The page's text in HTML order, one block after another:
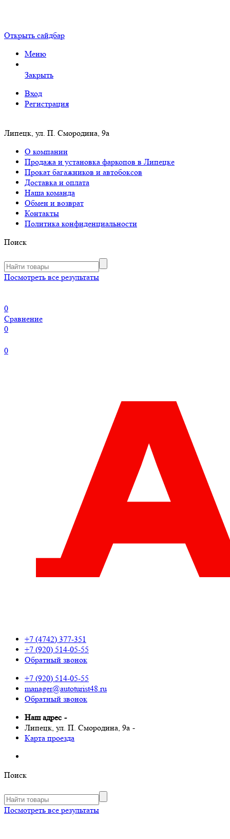
Открыть сайдбар
Меню
Закрыть
Вход
Регистрация
Липецк, ул. П. Смородина, 9а
О компании
Продажа и установка фаркопов в Липецке
Прокат багажников и автобоксов
Доставка и оплата
Наша команда
Обмен и возврат
Контакты
Политика конфиденциальности
Поиск
Посмотреть все результаты
0
Сравнение
0
0
+7 (4742) 377-351
+7 (920) 514-05-55
Обратный звонок
+7 (920) 514-05-55
manager@autoturist48.ru
Обратный звонок
Наш адрес -
Липецк, ул. П. Смородина, 9а -
Карта проезда
Поиск
Посмотреть все результаты